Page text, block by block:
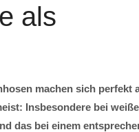
als
machen sich perfekt
Insbesondere bei
das bei einem